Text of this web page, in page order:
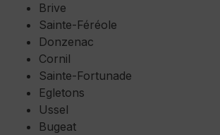
Brive
Sainte-Féréole
Donzenac
Cornil
Sainte-Fortunade
Egletons
Ussel
Bugeat